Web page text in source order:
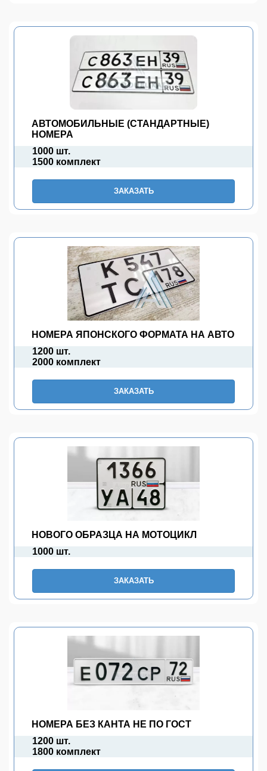
АВТОМОБИЛЬНЫЕ (СТАНДАРТНЫЕ)
НОМЕРА
1000 шт.
1500 комплект
ЗАКАЗАТЬ
НОМЕРА ЯПОНСКОГО ФОРМАТА НА АВТО
1200 шт.
2000 комплект
ЗАКАЗАТЬ
НОВОГО ОБРАЗЦА НА МОТОЦИКЛ
1000 шт.
ЗАКАЗАТЬ
НОМЕРА БЕЗ КАНТА НЕ ПО ГОСТ
1200 шт.
1800 комплект